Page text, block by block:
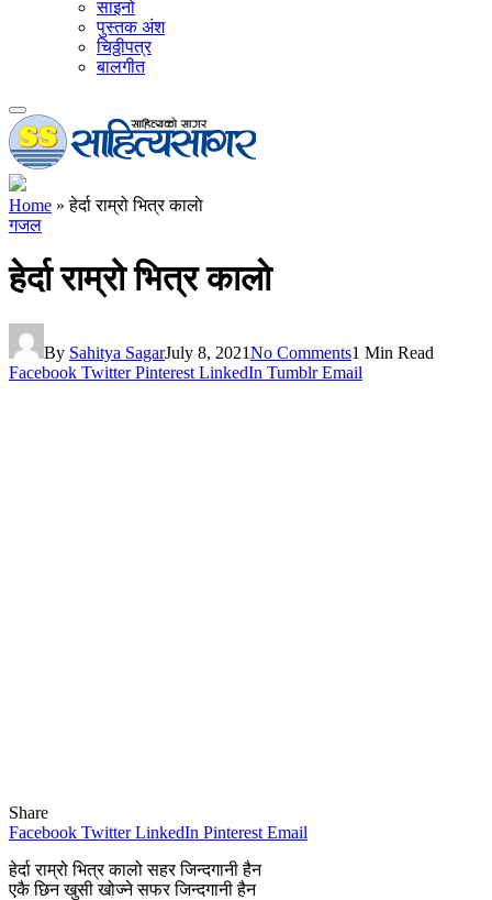
साइनो
पुस्तक अंश
चिठ्ठीपत्र
बालगीत
Home »हेर्दा राम्रो भित्र कालाे
गजल
हेर्दा राम्रो भित्र कालाे
By Sahitya SagarJuly 8, 2021No Comments1 Min Read
Facebook Twitter Pinterest LinkedIn Tumblr Email
Share
Facebook Twitter LinkedIn Pinterest Email
हेर्दा राम्रो भित्र कालो सहर जिन्दगानी हैन
एकै छिन खुसी खोज्ने सफर जिन्दगानी हैन